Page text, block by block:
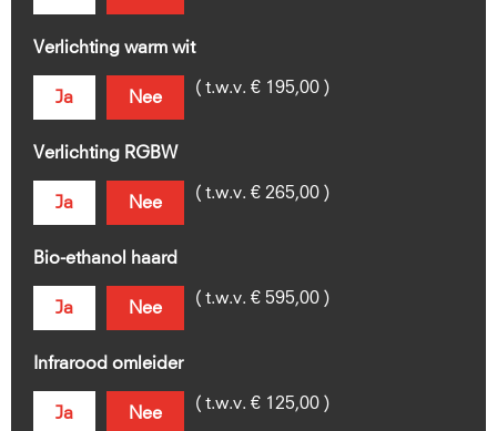
Verlichting warm wit
Ja Nee
( t.w.v. € 195,00 )
Verlichting RGBW
Ja Nee
( t.w.v. € 265,00 )
Bio-ethanol haard
Ja Nee
( t.w.v. € 595,00 )
Infrarood omleider
Ja Nee
( t.w.v. € 125,00 )